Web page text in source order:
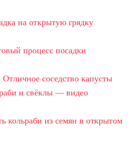
на открытую грядку
процесс посадки
Отличное соседство капусты
и свёклы — видео
кольраби из семян в открытом